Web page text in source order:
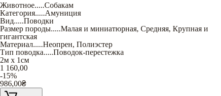
Животное.....Собакам
Категория.....Амуниция
Вид.....Поводки
Размер породы.....Малая и миниатюрная, Средняя, Крупная и
гигантская
Материал.....Неопрен, Полиэстер
Тип поводка.....Поводок-перестежка
2м х 1см
1 160,00
-15%
986,00₴